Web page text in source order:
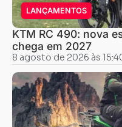
LANÇAMENTOS
KTM RC 490: nova
chega em 2027
8 agosto de 2026 às